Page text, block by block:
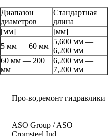
Диапазон
диаметров
Стандартная
длина
[мм]
[мм]
5 мм — 60 мм
5,600 мм —
6,200 мм
60 мм — 200
мм
6,200 мм —
7,200 мм
Про-во,ремонт гидравлики
ASO Group / ASO